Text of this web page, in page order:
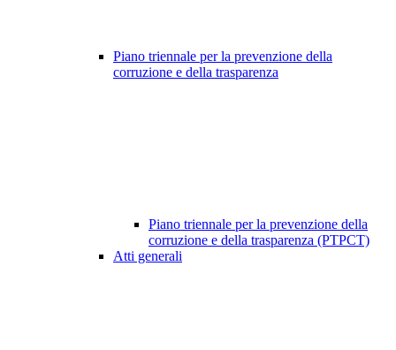
Piano triennale per la prevenzione della
corruzione e della trasparenza
Piano triennale per la prevenzione della
corruzione e della trasparenza (PTPCT)
Atti generali